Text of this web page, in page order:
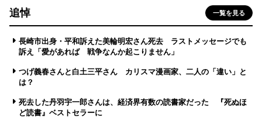
追悼 一覧を見る
長崎市出身・平和訴えた美輪明宏さん死去 ラストメッセージでも
訴え「愛があれば 戦争なんか起こりません」
つげ義春さんと白土三平さん カリスマ漫画家、二人の「違い」と
は？
死去した丹羽宇一郎さんは、経済界有数の読書家だった 『死ぬほ
ど読書』ベストセラーに